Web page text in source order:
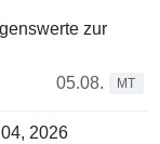
zur
05.08.
MT
2026